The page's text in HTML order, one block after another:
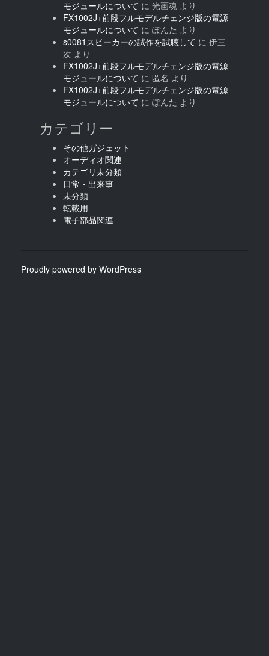
モジュールについて に 光画魂 より
FX1002J+前段フルモデルチェンジ版の電源
モジュールについて に ぽんた より
s0081スピーカーの試作を試聴して に 伊三
次 より
FX1002J+前段フルモデルチェンジ版の電源
モジュールについて に 匿名 より
FX1002J+前段フルモデルチェンジ版の電源
モジュールについて に ぽんた より
カテゴリー
その他ガジェット
オーディオ関連
カテゴリ未分類
日常・出来事
未分類
転載用
電子部品関連
Proudly powered by WordPress